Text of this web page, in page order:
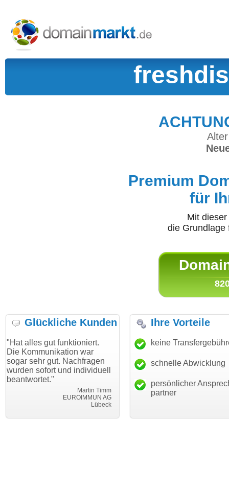
Premium
für
Mit
die
Glückliche Kunden
funktioniert.
war
gut. Nachfragen
und individuell
EUROIMMUN AG
"Danke für den schnellen
Transfer und guten Service!"
Thomas Schäfer
i can eckert communication GmbH
"Ich bin
haben.
mein
Ihre Vorteile
keine
schnelle Abwicklung
persönlicher
partner